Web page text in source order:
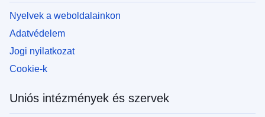
Nyelvek a weboldalainkon
Adatvédelem
Jogi nyilatkozat
Cookie-k
Uniós intézmények és szervek